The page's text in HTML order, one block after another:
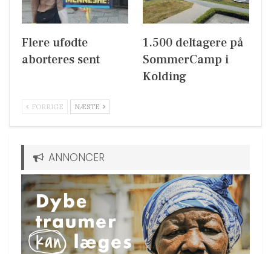
Flere ufødte
aborteres sent
1.500 deltagere på
SommerCamp i
Kolding
FORRIGE NÆSTE
ANNONCER